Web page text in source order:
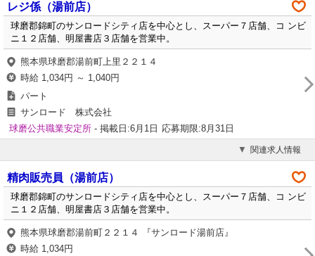
レジ係（湯前店）
球磨郡錦町のサンロードシティ店を中心とし、スーパー７店舗、コ ンビ
ニ１２店舗、明屋書店３店舗を営業中。
熊本県球磨郡湯前町上里２２１４
時給 1,034円 ～ 1,040円
パート
サンロード 株式会社
球磨公共職業安定所 - 掲載日:6月1日 応募期限:8月31日
関連求人情報
精肉販売員（湯前店）
球磨郡錦町のサンロードシティ店を中心とし、スーパー７店舗、コ ンビ
ニ１２店舗、明屋書店３店舗を営業中。
熊本県球磨郡湯前町２２１４ 『サンロード湯前店』
時給 1,034円